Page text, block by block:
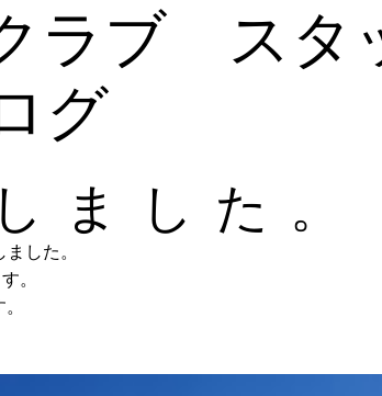
ラブ スタ
グ
ました。
した。
。